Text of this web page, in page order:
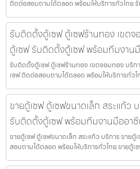
ติดต่อสอบถามได้ตลอด พร้อมให้บริการทั่วไทย
รับติดตั้งตู้เซฟ ตู้เซฟร้านทอง เขต
ตู้เซฟ รับติดตั้งตู้เซฟ พร้อมทีมงาน
รับติดตั้งตู้เซฟ ตู้เซฟร้านทอง เขตจอมทอง บริ
เซฟ ติดต่อสอบถามได้ตลอด พร้อมให้บริการทั่วไ
ขายตู้เซฟ ตู้เซฟขนาดเล็ก สระแก้ว
รับติดตั้งตู้เซฟ พร้อมทีมงานมืออา
ขายตู้เซฟ ตู้เซฟขนาดเล็ก สระแก้ว บริการ ขาย
สอบถามได้ตลอด พร้อมให้บริการทั่วไทย ขายตู้เ